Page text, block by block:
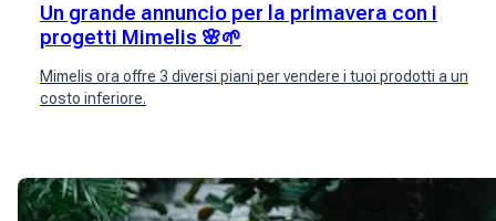
Un grande annuncio per la primavera con i
progetti Mimelis 🌸🌱
Mimelis ora offre 3 diversi piani per vendere i tuoi prodotti a un
costo inferiore.